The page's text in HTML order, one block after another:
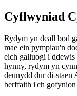
Cyflwyniad
Rydym yn deall bod
mae ein pympiau'n
eich galluogi i
hynny, rydym yn
deunydd dur di-staen
berffaith i'ch gofynion